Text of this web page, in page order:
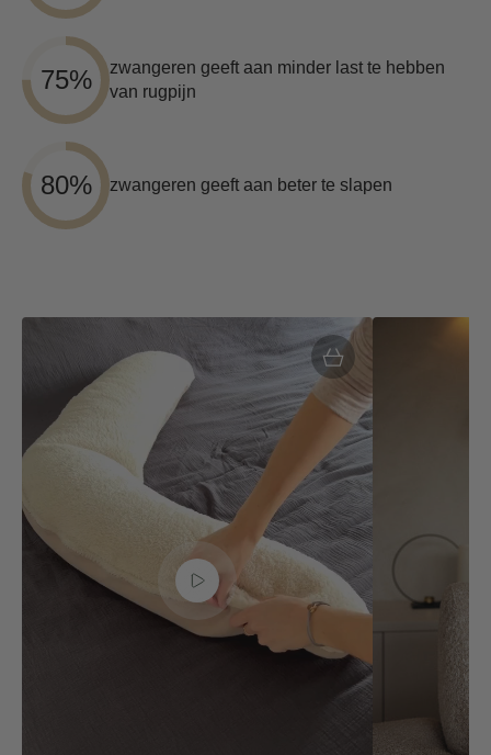
75%
zwangeren geeft aan minder last te hebben
van rugpijn
80% zwangeren geeft aan beter te slapen